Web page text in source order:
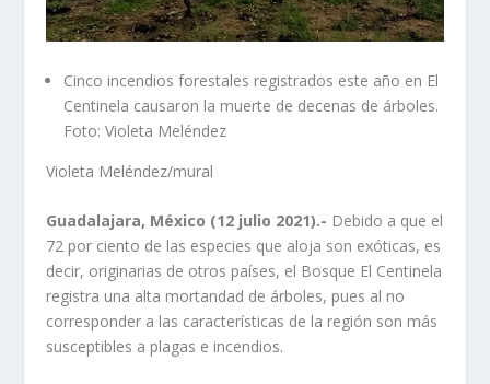
Cinco incendios forestales registrados este año en El
Centinela causaron la muerte de decenas de árboles.
Foto: Violeta Meléndez
Violeta Meléndez/mural
Guadalajara, México (12 julio 2021).- Debido a que el
72 por ciento de las especies que aloja son exóticas, es
decir, originarias de otros países, el Bosque El Centinela
registra una alta mortandad de árboles, pues al no
corresponder a las características de la región son más
susceptibles a plagas e incendios.